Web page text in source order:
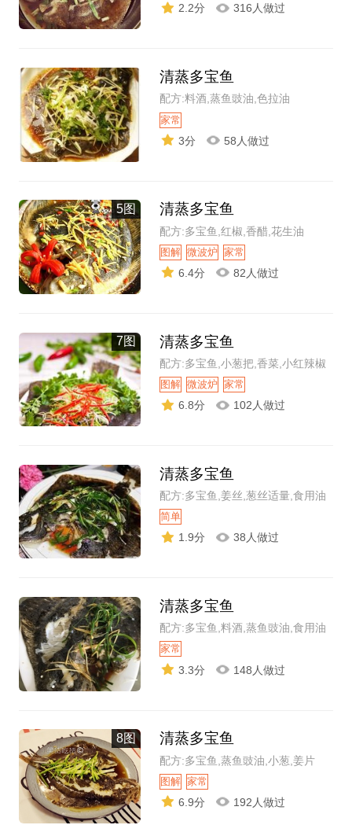
2.2分 316人做过
清蒸多宝鱼
配方:料酒,蒸鱼豉油,色拉油
家常
3分 58人做过
5图 清蒸多宝鱼
配方:多宝鱼,红椒,香醋,花生油
图解 微波炉 家常
6.4分 82人做过
7图 清蒸多宝鱼
配方:多宝鱼,小葱把,香菜,小红辣椒
图解 微波炉 家常
6.8分 102人做过
清蒸多宝鱼
配方:多宝鱼,姜丝,葱丝适量,食用油
简单
1.9分 38人做过
清蒸多宝鱼
配方:多宝鱼,料酒,蒸鱼豉油,食用油
家常
3.3分 148人做过
8图 清蒸多宝鱼
配方:多宝鱼,蒸鱼豉油,小葱,姜片
图解 家常
6.9分 192人做过